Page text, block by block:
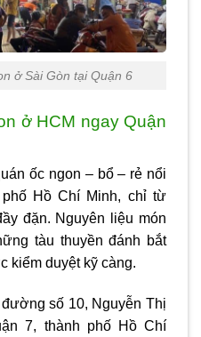
ở Sài Gòn tại Quận 6
ở HCM ngay Quận
ốc ngon – bổ – rẻ nổi
Hồ Chí Minh, chỉ từ
đặn. Nguyên liệu món
tàu thuyền đánh bắt
kiểm duyệt kỹ càng.
số 10, Nguyễn Thị
7, thành phố Hồ Chí